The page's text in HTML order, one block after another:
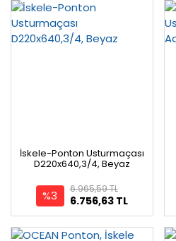
İskele-Ponton Usturmaçası
D220x640,3/4, Beyaz
%3 6.756,63 TL
6.965,59 TL